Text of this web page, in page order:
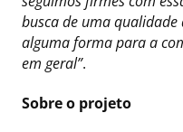
busca de uma
alguma forma para a
em geral”.
Sobre o projeto